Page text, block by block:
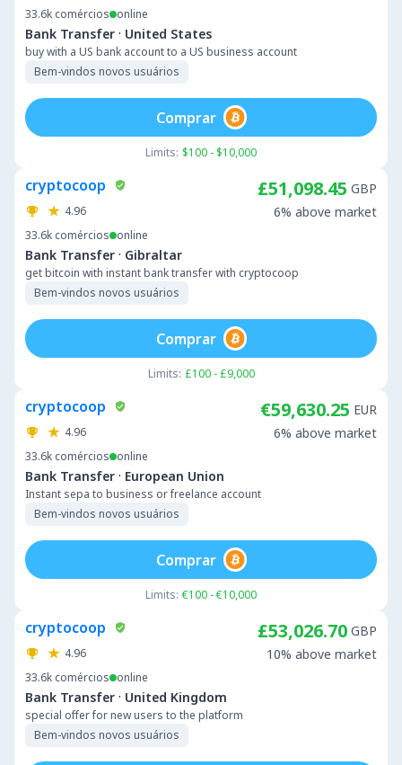
33.6k comércios online
Bank Transfer · United States
buy with a US bank account to a US business account
Bem-vindos novos usuários
Limits: $100 - $10,000
Comprar
cryptocoop
4.96
33.6k comércios online
Bank Transfer · Gibraltar
get bitcoin with instant bank transfer with cryptocoop
Bem-vindos novos usuários
£51,098.45 GBP
6% above market
Limits: £100 - £9,000
Comprar
cryptocoop
4.96
33.6k comércios online
Bank Transfer · European Union
Instant sepa to business or freelance account
Bem-vindos novos usuários
€59,630.25 EUR
6% above market
Limits: €100 - €10,000
Comprar
cryptocoop
4.96
33.6k comércios online
Bank Transfer · United Kingdom
special offer for new users to the platform
Bem-vindos novos usuários
£53,026.70 GBP
10% above market